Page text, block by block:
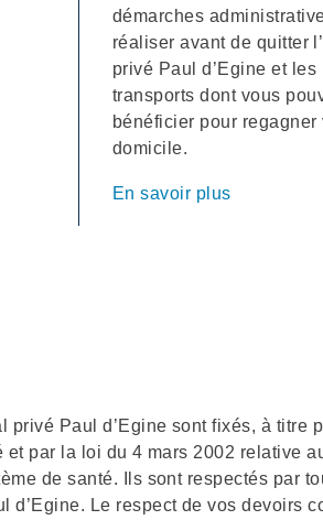
démarches
réaliser avant de quitter
privé Paul d’Egine et les
transports dont vous
bénéficier pour regagner
domicile.
En savoir plus
privé Paul d’Egine sont fixés, à titre
et par la loi du 4 mars 2002 relative
de santé. Ils sont respectés par
d’Egine. Le respect de vos devoirs